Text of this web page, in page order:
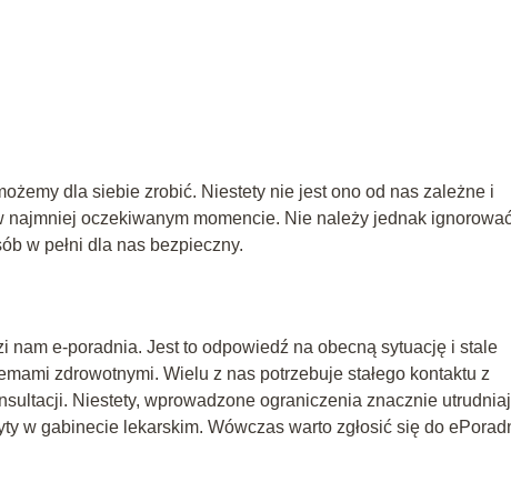
dla siebie zrobić. Niestety nie jest ono od nas zależne i
oczekiwanym momencie. Nie należy jednak
w pełni dla nas bezpieczny.
nam e-poradnia. Jest to odpowiedź na obecną sytuację i stale
zdrowotnymi. Wielu z nas potrzebuje stałego kontaktu z
Niestety, wprowadzone ograniczenia znacznie
w gabinecie lekarskim. Wówczas warto zgłosić się do